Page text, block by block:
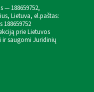
— 188659752,
Lietuva, el.paštas:
188659752
prie Lietuvos
ir saugomi Juridinių